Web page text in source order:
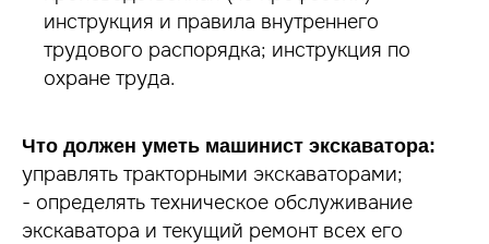
инструкция и правила внутреннего
трудового распорядка; инструкция по
охране труда.
Что должен уметь машинист экскаватора:
управлять тракторными экскаваторами;
- определять техническое обслуживание
экскаватора и текущий ремонт всех его